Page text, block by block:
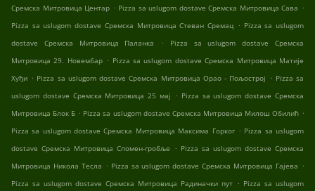
Сремска Митровица Центар . Pizza sa uslugom dostave Сремска Митровица Сава .
Pizza sa uslugom dostave Сремска Митровица Стеван Сремац . Pizza sa uslugom
dostave Сремска Митровица Паланка
.
Pizza sa uslugom dostave Сремска
Митровица 29. Новембар . Pizza sa uslugom dostave Сремска Митровица Матије
Хуђи . Pizza sa uslugom dostave Сремска Митровица Орао - Пољострој . Pizza sa
uslugom dostave Сремска Митровица 25 мај . Pizza sa uslugom dostave Сремска
Митровица Блок Б . Pizza sa uslugom dostave Сремска Митровица Милош Обилић .
Pizza sa uslugom dostave Сремска Митровица Максима Горког . Pizza sa uslugom
dostave Сремска Митровица Спомен-гробље . Pizza sa uslugom dostave Сремска
Митровица Никола Тесла . Pizza sa uslugom dostave Сремска Митровица Гајева .
Pizza sa uslugom dostave Сремска Митровица Радиначки пут . Pizza sa uslugom